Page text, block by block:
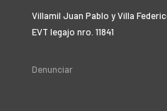
Villamil Juan Pablo y Villa
EVT legajo nro. 11841
Denunciar